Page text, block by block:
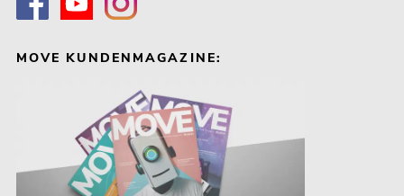
MOVE KUNDENMAGAZINE: